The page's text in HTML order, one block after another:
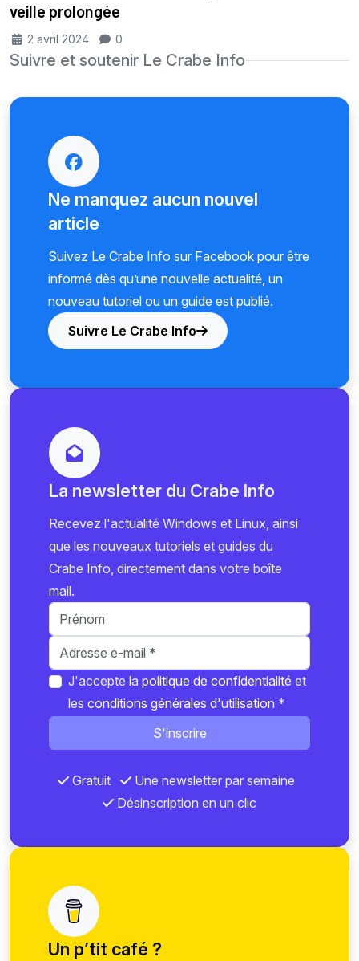
veille prolongée
2 avril 2024 0
Suivre et soutenir Le Crabe Info
Ne manquez aucun nouvel
article
Suivez Le Crabe Info sur Facebook pour être
informé dès qu’une nouvelle actualité, un
nouveau tutoriel ou un guide est publié.
Suivre Le Crabe Info
La newsletter du Crabe Info
Recevez l'actualité Windows et Linux, ainsi
que les nouveaux tutoriels et guides du
Crabe Info, directement dans votre boîte
mail.
J'accepte la politique de confidentialité et
les conditions générales d'utilisation *
S'inscrire
Gratuit
Une newsletter par semaine
Désinscription en un clic
Un p’tit café ?